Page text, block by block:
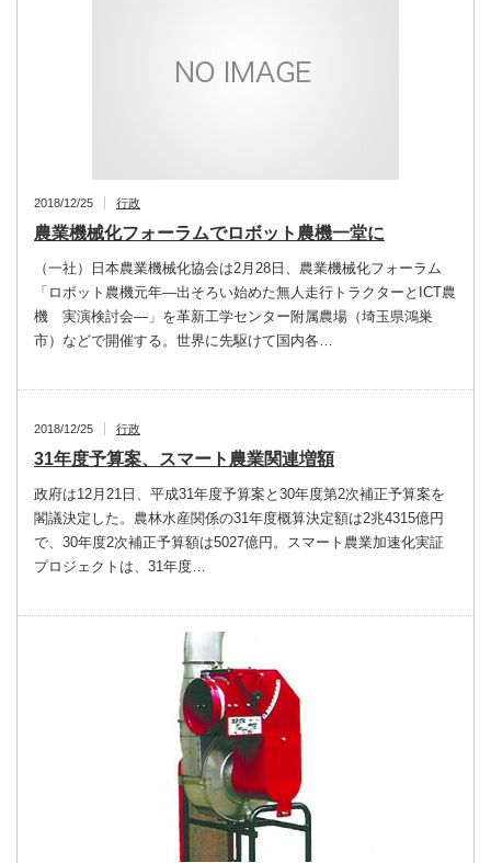
2018/12/25 行政
農業機械化フォーラムでロボット農機一堂に
（一社）日本農業機械化協会は2月28日、農業機械化フォーラム
「ロボット農機元年―出そろい始めた無人走行トラクターとICT農
機 実演検討会―」を革新工学センター附属農場（埼玉県鴻巣
市）などで開催する。世界に先駆けて国内各…
2018/12/25 行政
31年度予算案、スマート農業関連増額
政府は12月21日、平成31年度予算案と30年度第2次補正予算案を
閣議決定した。農林水産関係の31年度概算決定額は2兆4315億円
で、30年度2次補正予算額は5027億円。スマート農業加速化実証
プロジェクトは、31年度…